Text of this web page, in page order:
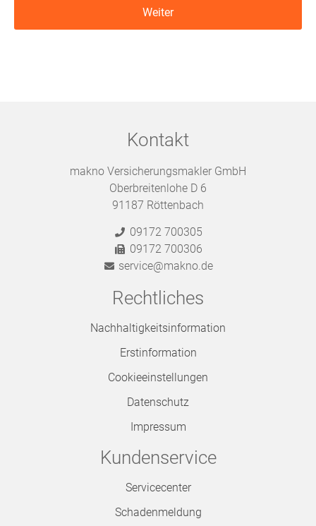
Kontakt
makno Versicherungsmakler GmbH
Oberbreitenlohe D 6
91187 Röttenbach
09172 700305
09172 700306
service@makno.de
Rechtliches
Nachhaltigkeitsinformation
Erstinformation
Cookieeinstellungen
Datenschutz
Impressum
Kundenservice
Servicecenter
Schadenmeldung